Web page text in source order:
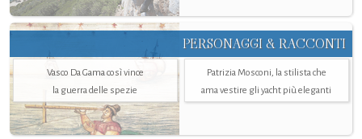
PERSONAGGI & RACCONTI
Vasco Da Gama così vince
la guerra delle spezie
Patrizia Mosconi, la stilista che
ama vestire gli yacht più eleganti